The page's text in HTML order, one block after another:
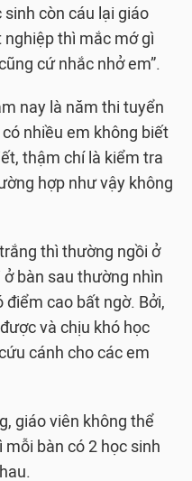
còn cáu lại giáo
nghiệp thì mắc mớ gì
cứ nhắc nhở em”.
nay là năm thi tuyển
nhiều em không biết
thậm chí là kiểm tra
hợp như vậy không
thì thường ngồi ở
bàn sau thường nhìn
điểm cao bất ngờ. Bởi,
và chịu khó học
cánh cho các em
giáo viên không thể
bàn có 2 học sinh